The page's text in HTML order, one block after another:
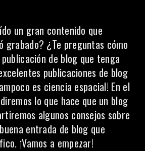
un gran contenido que
grabado? ¿Te preguntas cómo
de blog que tenga
publicaciones de blog
es ciencia espacial! En el
lo que hace que un blog
algunos consejos sobre
entrada de blog que
. ¡Vamos a empezar!